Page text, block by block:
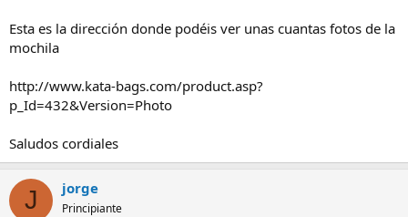
Esta es la dirección donde podéis ver unas cuantas fotos de la
mochila
http://www.kata-bags.com/product.asp?
p_Id=432&Version=Photo
Saludos cordiales
J jorge
Principiante